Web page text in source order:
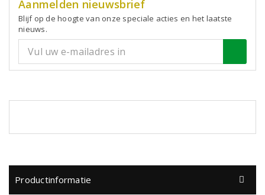
Aanmelden nieuwsbrief
Blijf op de hoogte van onze speciale acties en het laatste
nieuws.
Productinformatie